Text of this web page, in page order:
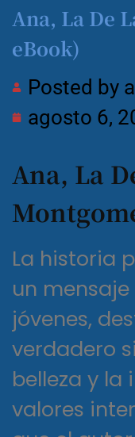
Ana, La De
eBook)
Posted by
agosto 6,
Ana, La
La historia
un
jóvenes,
verdadero
belleza y la
valores